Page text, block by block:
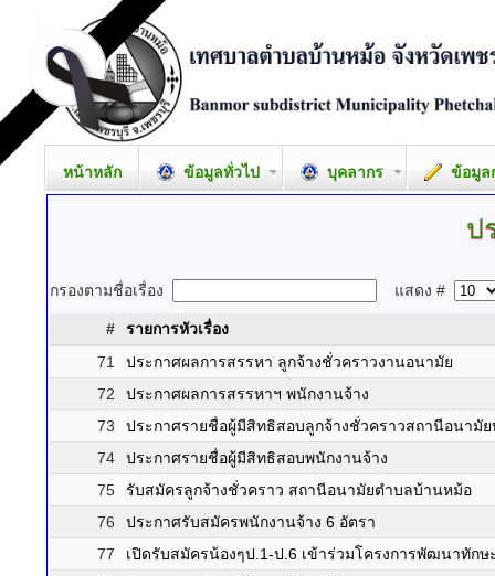
หน้าหลัก ข้อมูลทั่วไป บุคลากร ข้อมูล
ป
กรองตามชื่อเรื่อง แสดง #
#
รายการหัวเรื่อง
71
ประกาศผลการสรรหา ลูกจ้างชั่วคราวงานอนามัย
72
ประกาศผลการสรรหาฯ พนักงานจ้าง
73
ประกาศรายชื่อผู้มีสิทธิสอบลูกจ้างชั่วคราวสถานีอนามั
74
ประกาศรายชื่อผู้มีสิทธิสอบพนักงานจ้าง
75
รับสมัครลูกจ้างชั่วคราว สถานีอนามัยตำบลบ้านหม้อ
76
ประกาศรับสมัครพนักงานจ้าง 6 อัตรา
77
เปิดรับสมัครน้องๆป.1-ป.6 เข้าร่วมโครงการพัฒนาทักษ